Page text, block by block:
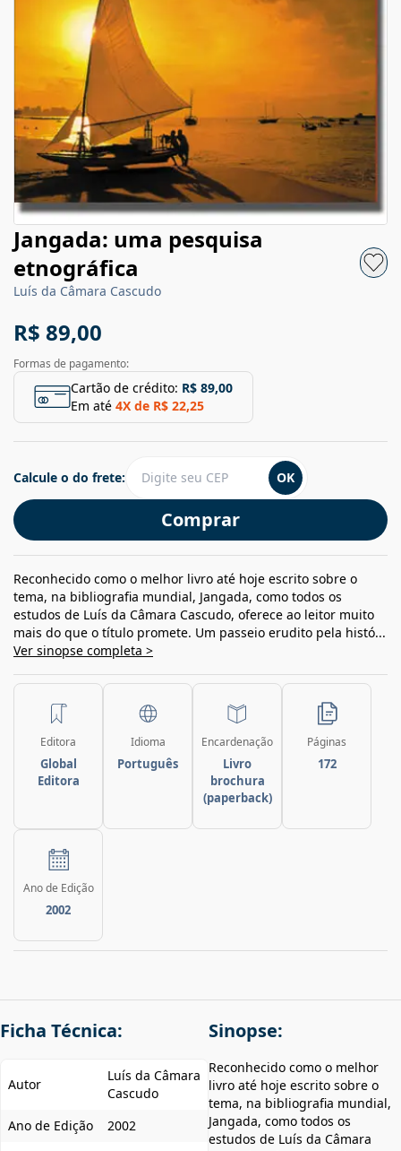
Jangada: uma pesquisa
etnográfica
Luís da Câmara Cascudo
R$ 89,00
Formas de pagamento:
Cartão de crédito: R$ 89,00
Em até 4X de R$ 22,25
Comprar
Calcule o do frete: OK
Reconhecido como o melhor livro até hoje escrito sobre o
tema, na bibliografia mundial, Jangada, como todos os
estudos de Luís da Câmara Cascudo, oferece ao leitor muito
mais do que o título promete. Um passeio erudito pela histó...
Ver sinopse completa >
Editora
Global
Editora
Idioma
Português
Encardenação
Livro
brochura
(paperback)
Páginas
172
Ano de Edição
2002
Ficha Técnica:
Autor
Luís da Câmara
Cascudo
Ano de Edição
2002
Sinopse:
Reconhecido como o melhor
livro até hoje escrito sobre o
tema, na bibliografia mundial,
Jangada, como todos os
estudos de Luís da Câmara